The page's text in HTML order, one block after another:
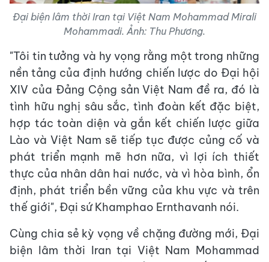
Đại biện lâm thời Iran tại Việt Nam Mohammad Mirali
Mohammadi. Ảnh: Thu Phương.
"Tôi tin tưởng và hy vọng rằng một trong những
nền tảng của định hướng chiến lược do Đại hội
XIV của Đảng Cộng sản Việt Nam đề ra, đó là
tình hữu nghị sâu sắc, tình đoàn kết đặc biệt,
hợp tác toàn diện và gắn kết chiến lược giữa
Lào và Việt Nam sẽ tiếp tục được củng cố và
phát triển mạnh mẽ hơn nữa, vì lợi ích thiết
thực của nhân dân hai nước, và vì hòa bình, ổn
định, phát triển bền vững của khu vực và trên
thế giới", Đại sứ Khamphao Ernthavanh nói.
Cùng chia sẻ kỳ vọng về chặng đường mới, Đại
biện lâm thời Iran tại Việt Nam Mohammad